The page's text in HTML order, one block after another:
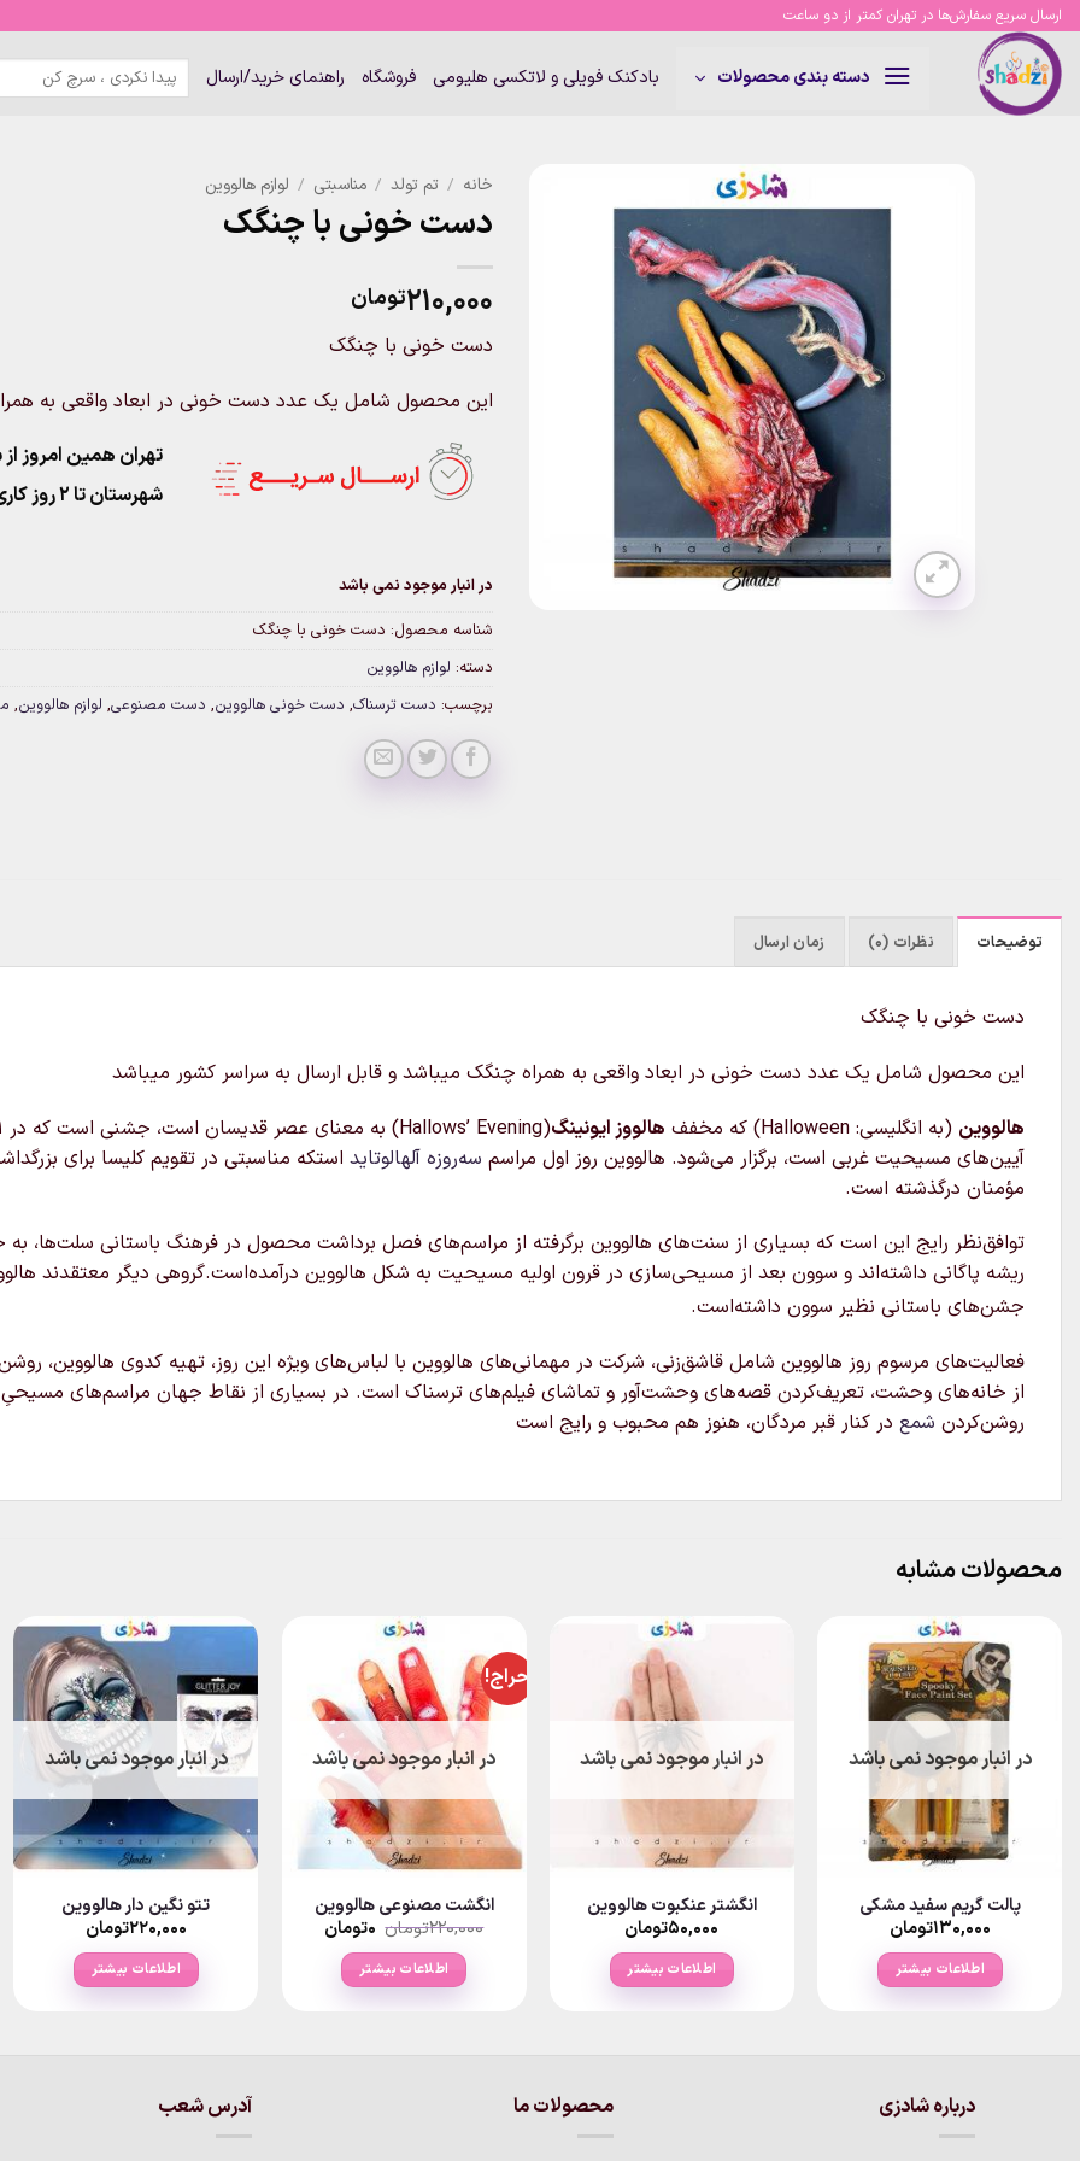
Skip
content
ارسال سریع سفارش‌ها در تهران کمتر از دو ساعت
دسته بندی محصولات بادکنک فویلی و لاتکسی هلیومی فروشگاه راهنمای خرید/ارسال
جستجو
برای:
خانه / تم تولد / مناسبتی / لوازم هالووین
دست خونی با چنگک
۲۱۰,۰۰۰تومان
دست خونی با چنگک
این محصول شامل یک عدد دست خونی در ابعاد واقعی به
تهران همین امروز از ساعت ۱۱-
شهرستان تا 2 روز کاری تحویل پست
در انبار موجود نمی باشد
شناسه محصول: دست خونی با چنگک
دسته: لوازم هالووین
برچسب: دست ترسناک, دست خونی هالووین, دست مصنوعی, لوازم هالووین,
توضیحات نظرات (0) زمان ارسال
دست خونی با چنگک
این محصول شامل یک عدد دست خونی در ابعاد واقعی به همراه چنگک میباشد و قابل ارسال به سراسر کشور میباشد
هالووین (به انگلیسی: Halloween) که مخفف هالووز ایونینگ
آیین‌های مسیحیت غربی است، برگزار می‌شود. هالووین روز اول مراسم سه‌روزه آلهالوتاید استکه مناسبتی در تقویم کلیسا برای
مؤمنان درگذشته است.
توافق‌نظر رایج این است که بسیاری از سنت‌های هالووین برگرفته از مراسم‌های فصل برداشت محصول در فرهنگ باستانی
ریشه پاگانی داشته‌اند و سوون بعد از مسیحی‌سازی در قرون اولیه مسیحیت به شکل هالووین درآمده‌است.گروهی دیگر معتقدند
جشن‌های باستانی نظیر سوون داشته‌است.
فعالیت‌های مرسوم روز هالووین شامل قاشق‌زنی، شرکت در مهمانی‌های هالووین با لباس‌های ویژه این روز، تهیه کدوی هالووین،
از خانه‌های وحشت، تعریف‌کردن قصه‌های وحشت‌آور و تماشای فیلم‌های ترسناک است. در بسیاری از نقاط جهان مراسم‌های مسیحیِ
روشن‌کردن شمع در کنار قبر مردگان، هنوز هم محبوب و رایج است
محصولات مشابه
در انبار موجود نمی باشد
پالت گریم سفید مشکی
۱۳۰,۰۰۰تومان
اطلاعات بیشتر
در انبار موجود نمی باشد
انگشتر عنکبوت هالووین
۵۰,۰۰۰تومان
اطلاعات بیشتر
حراج!
در انبار موجود نمی باشد
انگشت مصنوعی هالووین
۲۲۰,۰۰۰تومان قیمت
اصلی:
بود.
۰تومانقیمت
فعلی:
اطلاعات بیشتر
در انبار موجود نمی باشد
تتو نگین دار هالووین
۲۲۰,۰۰۰تومان
اطلاعات بیشتر
درباره شادزی محصولات ما آدرس شعب